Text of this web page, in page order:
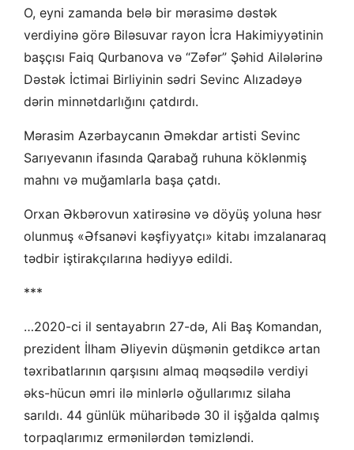
O, eyni zamanda belə bir mərasimə dəstək
verdiyinə görə Biləsuvar rayon İcra Hakimiyyətinin
başçısı Faiq Qurbanova və “Zəfər” Şəhid Ailələrinə
Dəstək İctimai Birliyinin sədri Sevinc Alızadəyə
dərin minnətdarlığını çatdırdı.
Mərasim Azərbaycanın Əməkdar artisti Sevinc
Sarıyevanın ifasında Qarabağ ruhuna köklənmiş
mahnı və muğamlarla başa çatdı.
Orxan Əkbərovun xatirəsinə və döyüş yoluna həsr
olunmuş «Əfsanəvi kəşfiyyatçı» kitabı imzalanaraq
tədbir iştirakçılarına hədiyyə edildi.
***
…2020-ci il sentayabrın 27-də, Ali Baş Komandan,
prezident İlham Əliyevin düşmənin getdikcə artan
təxribatlarının qarşısını almaq məqsədilə verdiyi
əks-hücun əmri ilə minlərlə oğullarımız silaha
sarıldı. 44 günlük müharibədə 30 il işğalda qalmış
torpaqlarımız ermənilərdən təmizləndi.